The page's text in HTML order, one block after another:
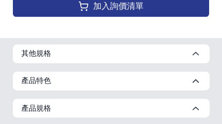
加入詢價清單
其他規格
產品特色
產品規格